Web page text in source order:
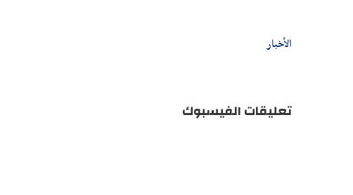
الأخبار
تعليقات الفيسبوك